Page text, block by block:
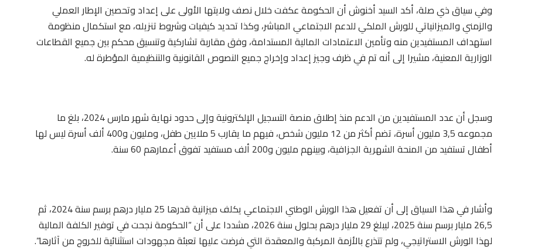
وفي سياق ذي صلة، أكد السيد أخنوش أن الحكومة عكفت خلال نصف ولايتها الأولى على إعداد وتحصين الإطار العملي
والزمني والميزانياتي للورش الملكي للدعم الاجتماعي المباشر، وكذا تحديد كيفيات وشروط تنزيله، مع استكمال منظومة
استهداف المستفيدين منه وتأمين الاعتمادات المالية المستدامة، وفق مقاربة تشاركية وتنسيق محكم بين جميع القطاعات
الوزارية المعنية، مشيرا إلى أنه تم في ظرف وجيز إعداد وإخراج جميع النصوص القانونية والتنظيمية المؤطرة له.
وسجل أن عدد المستفيدين من الدعم منذ إطلاق منصة التسجيل الإلكترونية وإلى حدود نهاية شهر مارس 2024، بلغ ما
مجموعه 3,5 مليون أسرة، تضم أكثر من 12 مليون شخص، فيهم ما يقارب 5 ملايين طفل، ومليون و400 ألف أسرة ليس لها
أطفال تستفيد من المنحة الشهرية الجزافية، وبينهم مليون و200 ألف مستفيد تفوق أعمارهم 60 سنة.
وأشار في هذا السياق إلى أن تفعيل هذا الورش الوطني الاجتماعي يكلف ميزانية قدرها 25 مليار درهم برسم سنة 2024، ثم
26,5 مليار برسم سنة 2025، ليبلغ 29 مليار درهم بحلول سنة 2026، مشددا على أن “الحكومة نجحت في توفير الكلفة المالية
لهذا الورش الاستراتيجي، ولم تتذرع بالأزمة المركبة والمعقدة التي فرضت عليها تعبئة مجهودات استثنائية للخروج من آثارها”.